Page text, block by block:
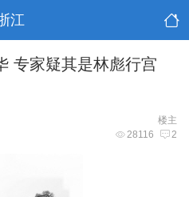
江
专家疑其是林彪行宫
楼主
28116 2